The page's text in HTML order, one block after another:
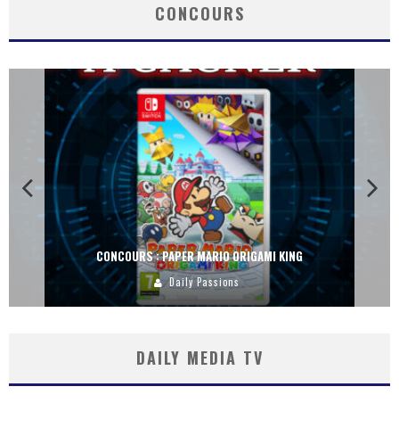
CONCOURS
CONCOURS : PAPER MARIO ORIGAMI KING
Daily Passions
DAILY MEDIA TV